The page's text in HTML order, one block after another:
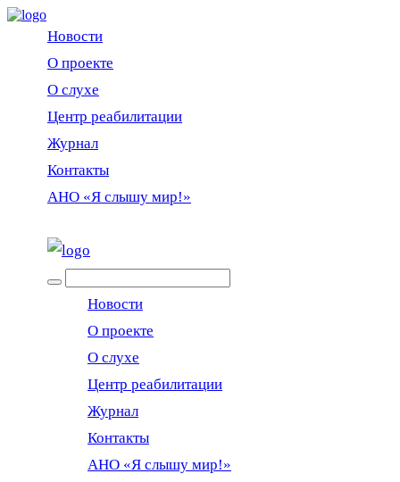
Новости
О проекте
О слухе
Центр реабилитации
Журнал
Контакты
АНО «Я слышу мир!»
Новости
О проекте
О слухе
Центр реабилитации
Журнал
Контакты
АНО «Я слышу мир!»